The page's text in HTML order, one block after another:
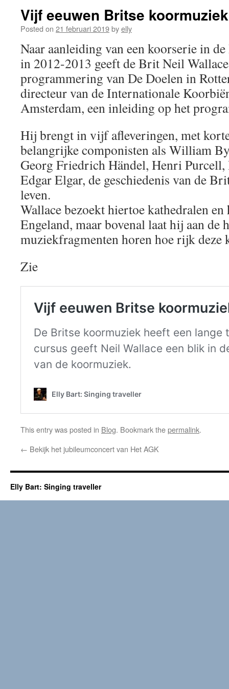
Vijf eeuwen Britse koormuziek
Posted on 21 februari 2019byelly
Naar aanleiding van een koorserie in
in 2012-2013 geeft de Brit Neil
programmering van De Doelen in
directeur van de Internationale
Amsterdam, een inleiding op het
Hij brengt in vijf afleveringen, met
belangrijke componisten als William
Georg Friedrich Händel, Henri
Edgar Elgar, de geschiedenis van de
leven.
Wallace bezoekt hiertoe kathedralen
Engeland, maar bovenal laat hij aan de
muziekfragmenten horen hoe rijk deze
Zie
This entry was posted in Blog. Bookmark thepermalink.
← Bekijk het jubileumconcert van Het AGK
Elly Bart: Singing traveller